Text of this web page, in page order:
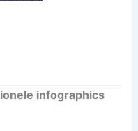
infographics